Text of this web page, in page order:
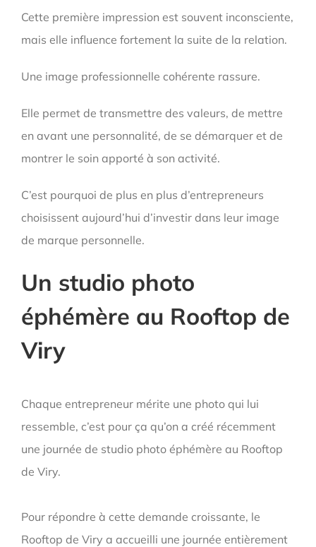
Cette première impression est souvent inconsciente,
mais elle influence fortement la suite de la relation.
Une image professionnelle cohérente rassure.
Elle permet de transmettre des valeurs, de mettre
en avant une personnalité, de se démarquer et de
montrer le soin apporté à son activité.
C’est pourquoi de plus en plus d’entrepreneurs
choisissent aujourd’hui d’investir dans leur image
de marque personnelle.
Un studio photo
éphémère au Rooftop de
Viry
Chaque entrepreneur mérite une photo qui lui
ressemble, c’est pour ça qu’on a créé récemment
une journée de studio photo éphémère au Rooftop
de Viry.
Pour répondre à cette demande croissante, le
Rooftop de Viry a accueilli une journée entièrement